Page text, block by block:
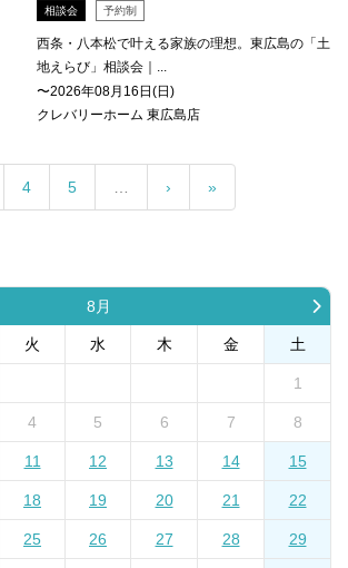
相談会 予約制
西条・八本松で叶える家族の理想。東広島の「土
地えらび」相談会｜...
〜2026年08月16日(日)
クレバリーホーム 東広島店
4 5 › »
8月
火 水 木 金 土
1
4 5 6 7 8
11 12 13 14 15
18 19 20 21 22
25 26 27 28 29